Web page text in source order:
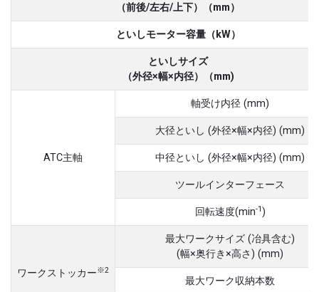
（前後/左右/上下）（mm）
といしモーター容量（kW）
といしサイズ
（外径×幅×内径）（mm)
ATC主軸
軸受け内径 (mm)
大径といし (外径×幅×内径) (mm)
中径といし (外径×幅×内径) (mm)
ツールインターフェース
回転速度(min-1)
ワークストッカー※2
最大ワークサイズ (冶具含む)
(幅×奥行き×高さ) (mm)
最大ワーク収納本数